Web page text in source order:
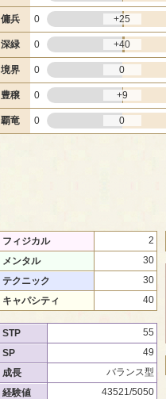
傭兵 0 +25
深緑 0 +40
境界 0 0
豊穣 0 +9
覇竜 0 0
フィジカル
2
メンタル
30
テクニック
30
キャパシティ
40
STP
55
SP
49
成長
バランス型
経験値
43521/5050